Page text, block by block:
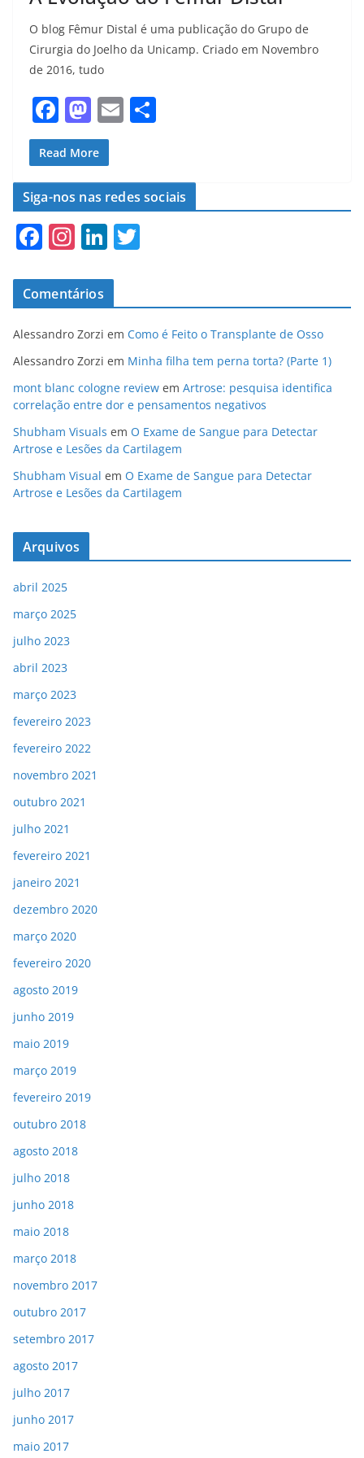
O blog Fêmur Distal é uma publicação do Grupo de
Cirurgia do Joelho da Unicamp. Criado em Novembro
de 2016, tudo
F
a
c
e
b
o
k
M
a
st
o
d
o
E
l e
Read More
Siga-nos nas redes sociais
F
c
e
b
o
o
k
In
a
gr
a
m
Li
k
e
dI
n
er
Comentários
Alessandro Zorzi em Como é Feito o Transplante de Osso
Alessandro Zorzi em Minha filha tem perna torta? (Parte 1)
mont blanc cologne review em Artrose: pesquisa identifica
correlação entre dor e pensamentos negativos
Shubham Visuals em O Exame de Sangue para Detectar
Artrose e Lesões da Cartilagem
Shubham Visual em O Exame de Sangue para Detectar
Artrose e Lesões da Cartilagem
Arquivos
abril 2025
março 2025
julho 2023
abril 2023
março 2023
fevereiro 2023
fevereiro 2022
novembro 2021
outubro 2021
julho 2021
fevereiro 2021
janeiro 2021
dezembro 2020
março 2020
fevereiro 2020
agosto 2019
junho 2019
maio 2019
março 2019
fevereiro 2019
outubro 2018
agosto 2018
julho 2018
junho 2018
maio 2018
março 2018
novembro 2017
outubro 2017
setembro 2017
agosto 2017
julho 2017
junho 2017
maio 2017